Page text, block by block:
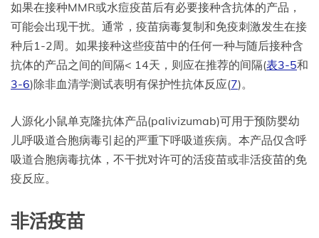
如果在接种MMR或水痘疫苗后有必要接种含抗体的产品，
可能会出现干扰。通常，疫苗病毒复制和免疫刺激发生在接
种后1-2周。如果接种这些疫苗中的任何一种与随后接种含
抗体的产品之间的间隔< 14天，则应在推荐的间隔(表3-5和
3-6)除非血清学测试表明有保护性抗体反应(7)。
人源化小鼠单克隆抗体产品(palivizumab)可用于预防婴幼
儿呼吸道合胞病毒引起的严重下呼吸道疾病。本产品仅含呼
吸道合胞病毒抗体，不干扰对许可的活疫苗或非活疫苗的免
疫反应。
非活疫苗